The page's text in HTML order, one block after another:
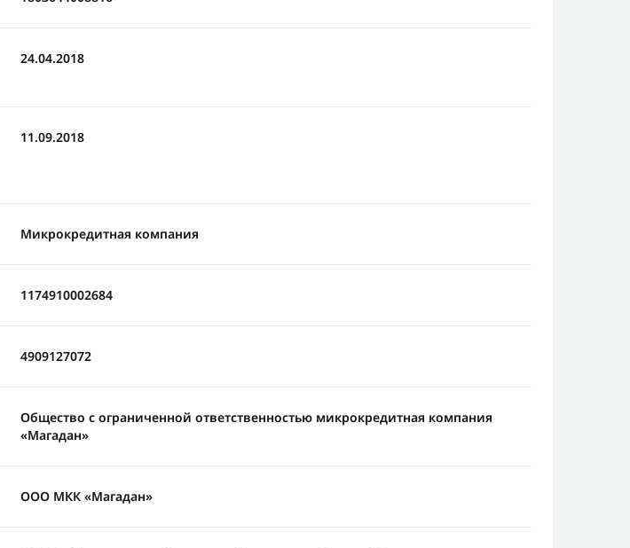
24.04.2018
11.09.2018
Микрокредитная компания
1174910002684
4909127072
Общество с ограниченной ответственностью микрокредитная компания
«Магадан»
ООО МКК «Магадан»